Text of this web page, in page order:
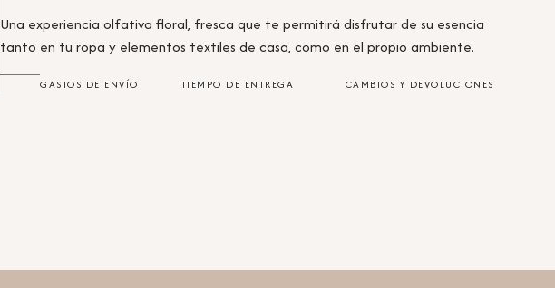
Una experiencia olfativa floral, fresca que te permitirá disfrutar de su esencia
tanto en tu ropa y elementos textiles de casa, como en el propio ambiente.
GASTOS DE ENVÍO TIEMPO DE ENTREGA CAMBIOS Y DEVOLUCIONES